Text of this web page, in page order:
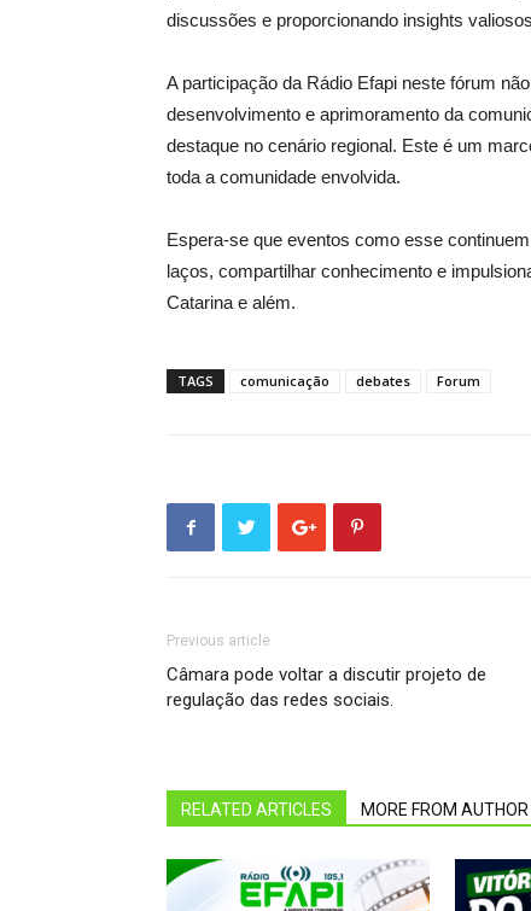
discussões e proporcionando insights
A participação da Rádio Efapi neste fórum
desenvolvimento e aprimoramento da
destaque no cenário regional. Este é um
toda a comunidade envolvida.
Espera-se que eventos como esse
laços, compartilhar conhecimento e
Catarina e além.
TAGS comunicação debates Forum
Previous article
Câmara pode voltar a discutir projeto de
regulação das redes sociais.
RELATED ARTICLES MORE FROM AUTHOR